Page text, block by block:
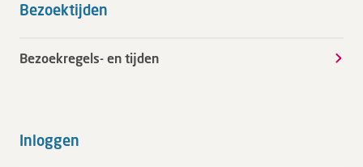
Bezoektijden
Bezoekregels- en tijden
Inloggen